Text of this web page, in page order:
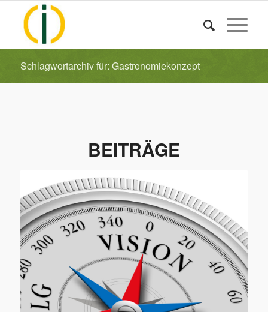
Schlagwortarchiv für: Gastronomiekonzept
BEITRÄGE